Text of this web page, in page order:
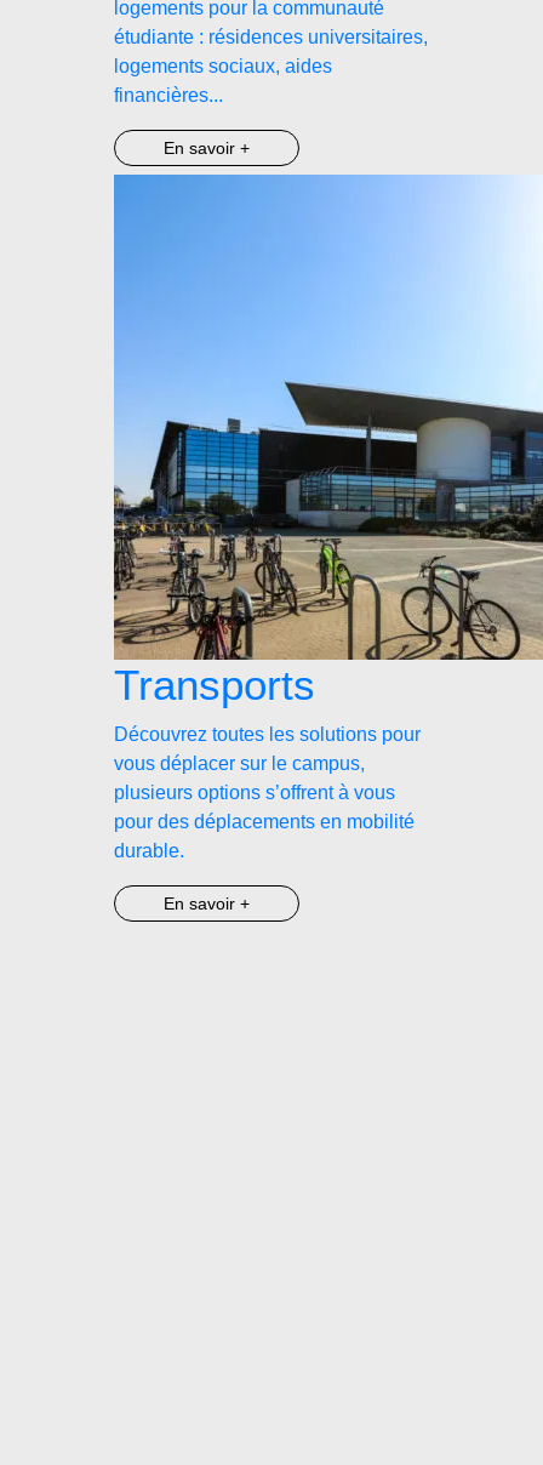
logements pour la communauté
étudiante : résidences universitaires,
logements sociaux, aides
financières...
En savoir +
Transports
Découvrez toutes les solutions pour
vous déplacer sur le campus,
plusieurs options s’offrent à vous
pour des déplacements en mobilité
durable.
En savoir +